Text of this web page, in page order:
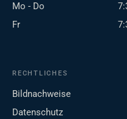
Mo - Do
Fr
RECHTLICHES
Bildnachweise
Datenschutz